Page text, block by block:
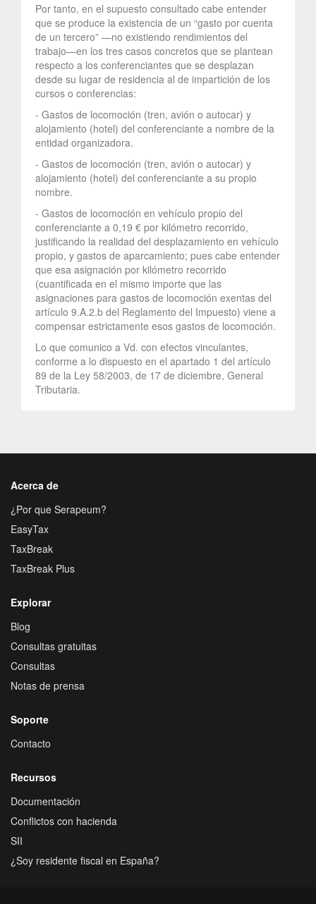
Por tanto, en el supuesto consultado cabe entender
que se produce la existencia de un “gasto por cuenta
de un tercero” —no existiendo rendimientos del
trabajo—en los tres casos concretos que se plantean
respecto a los conferenciantes que se desplazan
desde su lugar de residencia al de impartición de los
cursos o conferencias:
- Gastos de locomoción (tren, avión o autocar) y
alojamiento (hotel) del conferenciante a nombre de la
entidad organizadora.
- Gastos de locomoción (tren, avión o autocar) y
alojamiento (hotel) del conferenciante a su propio
nombre.
- Gastos de locomoción en vehículo propio del
conferenciante a 0,19 € por kilómetro recorrido,
justificando la realidad del desplazamiento en vehículo
propio, y gastos de aparcamiento; pues cabe entender
que esa asignación por kilómetro recorrido
(cuantificada en el mismo importe que las
asignaciones para gastos de locomoción exentas del
artículo 9.A.2.b del Reglamento del Impuesto) viene a
compensar estrictamente esos gastos de locomoción.
Lo que comunico a Vd. con efectos vinculantes,
conforme a lo dispuesto en el apartado 1 del artículo
89 de la Ley 58/2003, de 17 de diciembre, General
Tributaria.
Acerca de
¿Por que Serapeum?
EasyTax
TaxBreak
TaxBreak Plus
Explorar
Blog
Consultas gratuitas
Consultas
Notas de prensa
Soporte
Contacto
Recursos
Documentación
Conflictos con hacienda
SII
¿Soy residente fiscal en España?